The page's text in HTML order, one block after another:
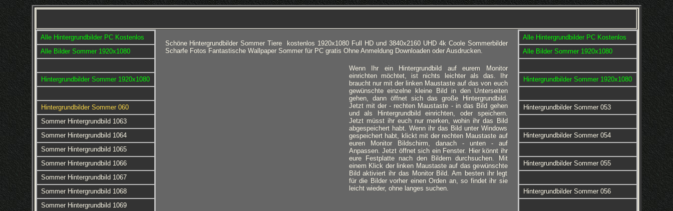
Alle Hintergrundbilder PC Kostenlos
Alle Bilder Sommer 1920x1080
Hintergrundbilder Sommer 1920x1080
Hintergrundbilder Sommer 060
Sommer Hintergrundbild 1063
Sommer Hintergrundbild 1064
Sommer Hintergrundbild 1065
Sommer Hintergrundbild 1066
Sommer Hintergrundbild 1067
Sommer Hintergrundbild 1068
Sommer Hintergrundbild 1069
Schöne Hintergrundbilder Sommer Tiere kostenlos 1920x1080 Full HD und 3840x2160 UHD 4k Coole Sommerbilder
Scharfe Fotos Fantastische Wallpaper Sommer für PC gratis Ohne Anmeldung Downloaden oder Ausdrucken.
Wenn Ihr ein Hintergrundbild auf eurem Monitor
einrichten möchtet, ist nichts leichter als das. Ihr
braucht nur mit der linken Maustaste auf das von euch
gewünschte einzelne kleine Bild in den Unterseiten
gehen, dann öffnet sich das große Hintergrundbild.
Jetzt mit der - rechten Maustaste - in das Bild gehen
und als Hintergrundbild einrichten, oder speichern.
Jetzt müsst ihr euch nur merken, wohin ihr das Bild
abgespeichert habt. Wenn ihr das Bild unter Windows
gespeichert habt, klickt mit der rechten Maustaste auf
euren Monitor Bildschirm, danach - unten - auf
Anpassen. Jetzt öffnet sich ein Fenster. Hier könnt ihr
eure Festplatte nach den Bildern durchsuchen. Mit
einem Klick der linken Maustaste auf das gewünschte
Bild aktiviert ihr das Monitor Bild. Am besten ihr legt
für die Bilder vorher einen Orden an, so findet ihr sie
leicht wieder, ohne langes suchen.
Alle Hintergrundbilder PC Kostenlos
Alle Bilder Sommer 1920x1080
Hintergrundbilder Sommer 1920x1080
Hintergrundbilder Sommer 053
Hintergrundbilder Sommer 054
Hintergrundbilder Sommer 055
Hintergrundbilder Sommer 056